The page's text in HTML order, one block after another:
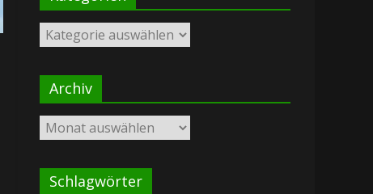
Kategorien
Archiv
Archiv
Schlagwörter